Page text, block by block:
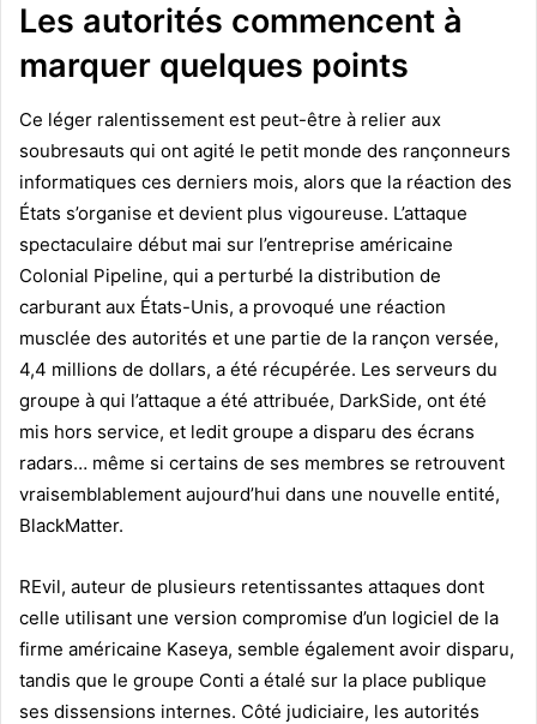
Les autorités commencent à
marquer quelques points
Ce léger ralentissement est peut-être à relier aux
soubresauts qui ont agité le petit monde des rançonneurs
informatiques ces derniers mois, alors que la réaction des
États s’organise et devient plus vigoureuse. L’attaque
spectaculaire début mai sur l’entreprise américaine
Colonial Pipeline, qui a perturbé la distribution de
carburant aux États-Unis, a provoqué une réaction
musclée des autorités et une partie de la rançon versée,
4,4 millions de dollars, a été récupérée. Les serveurs du
groupe à qui l’attaque a été attribuée, DarkSide, ont été
mis hors service, et ledit groupe a disparu des écrans
radars… même si certains de ses membres se retrouvent
vraisemblablement aujourd’hui dans une nouvelle entité,
BlackMatter.
REvil, auteur de plusieurs retentissantes attaques dont
celle utilisant une version compromise d’un logiciel de la
firme américaine Kaseya, semble également avoir disparu,
tandis que le groupe Conti a étalé sur la place publique
ses dissensions internes. Côté judiciaire, les autorités